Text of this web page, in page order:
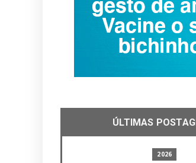
ÚLTIMAS
2026